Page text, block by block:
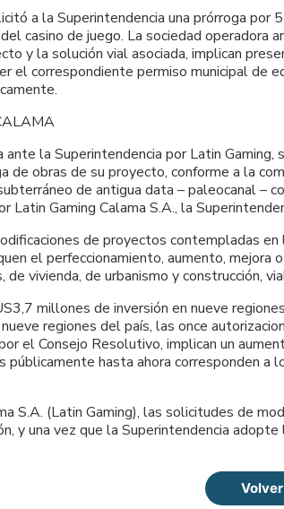
a la Superintendencia una prórroga
casino de juego. La sociedad
y la solución vial asociada, implican
correspondiente permiso municipal de
la Superintendencia por Latin
de obras de su proyecto, conforme a la
de antigua data – paleocanal –
Gaming Calama S.A., la
de proyectos contempladas
el perfeccionamiento, aumento,
vivienda, de urbanismo y construcción,
millones de inversión en nueve
regiones del país, las once
el Consejo Resolutivo, implican un
hasta ahora corresponden
S.A. (Latin Gaming), las solicitudes de
y una vez que la Superintendencia
Volver